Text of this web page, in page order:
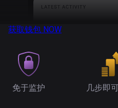
获取钱包 NOW
免于监护 几步即